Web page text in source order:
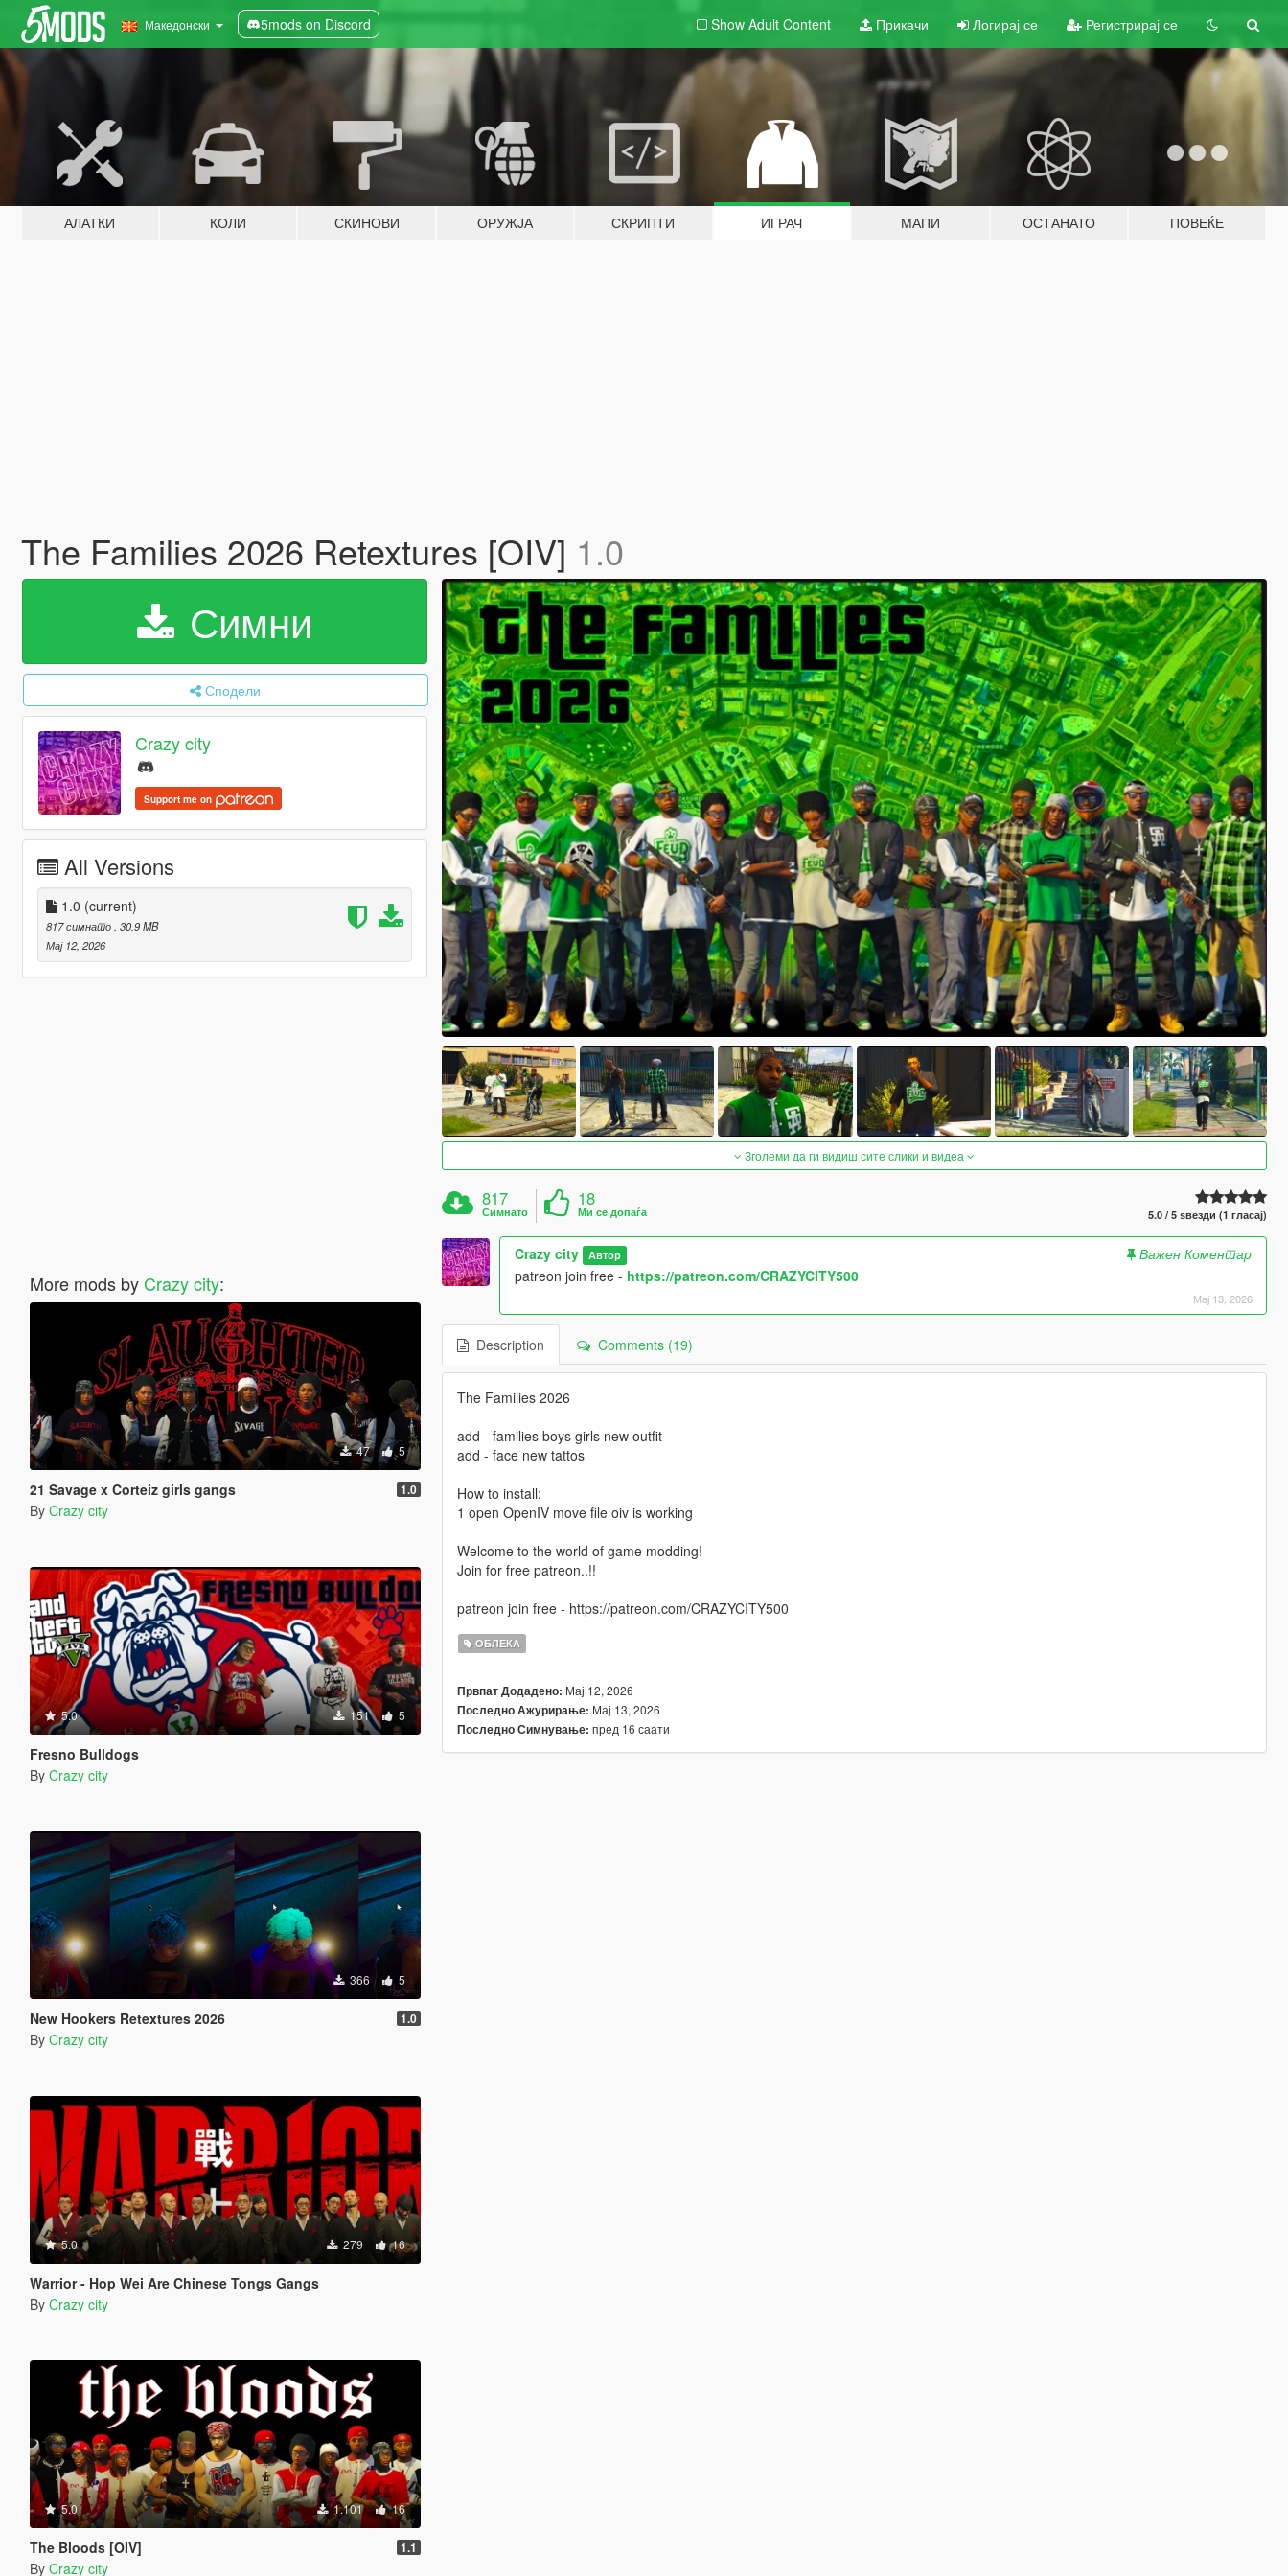
Македонски 5mods on Discord Show Adult Content Прикачи Логирај се Регистрирај се
АЛАТКИ КОЛИ СКИНОВИ ОРУЖЈА СКРИПТИ ИГРАЧ МАПИ ОСТАНАТО ПОВЕЌЕ
The Families 2026 Retextures [OIV] 1.0
Симни
Сподели
Crazy city
Support me on
All Versions
1.0 (current)
817 симнато , 30,9 MB
Мај 12, 2026
More mods by Crazy city:
47 5
21 Savage x Corteiz girls gangs 1.0
By Crazy city
5.0 151 5
Fresno Bulldogs
By Crazy city
366 5
New Hookers Retextures 2026 1.0
By Crazy city
5.0 279 16
Warrior - Hop Wei Are Chinese Tongs Gangs
By Crazy city
5.0 1.101 16
The Bloods [OIV] 1.1
By Crazy city
Зголеми да ги видиш сите слики и видеа
817
Симнато
18
Ми се допаѓа 5.0 / 5 ѕвезди (1 гласај)
Crazy city Автор
Важен Коментар
patreon join free - https://patreon.com/CRAZYCITY500
Мај 13, 2026
Description Comments (19)
The Families 2026
add - families boys girls new outfit
add - face new tattos
How to install:
1 open OpenIV move file oiv is working
Welcome to the world of game modding!
Join for free patreon..!!
patreon join free - https://patreon.com/CRAZYCITY500
ОБЛЕКА
Првпат Додадено: Мај 12, 2026
Последно Ажурирање: Мај 13, 2026
Последно Симнување: пред 16 саати